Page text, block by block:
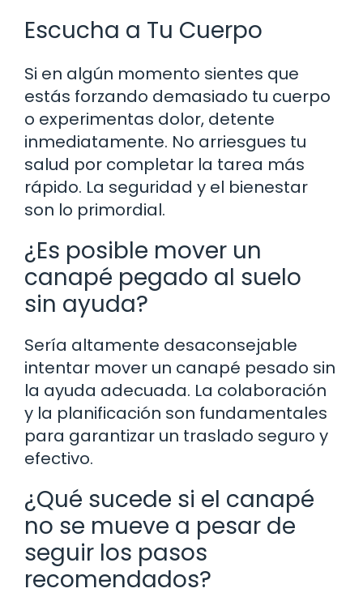
Escucha a Tu Cuerpo
Si en algún momento sientes que
estás forzando demasiado tu cuerpo
o experimentas dolor, detente
inmediatamente. No arriesgues tu
salud por completar la tarea más
rápido. La seguridad y el bienestar
son lo primordial.
¿Es posible mover un
canapé pegado al suelo
sin ayuda?
Sería altamente desaconsejable
intentar mover un canapé pesado sin
la ayuda adecuada. La colaboración
y la planificación son fundamentales
para garantizar un traslado seguro y
efectivo.
¿Qué sucede si el canapé
no se mueve a pesar de
seguir los pasos
recomendados?